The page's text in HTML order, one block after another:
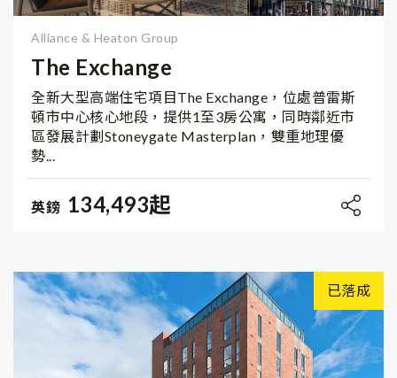
Alliance & Heaton Group
The Exchange
全新大型高端住宅項目The Exchange，位處普雷斯
頓市中心核心地段，提供1至3房公寓，同時鄰近市
區發展計劃Stoneygate Masterplan，雙重地理優
勢...
英鎊 134,493起
已落成